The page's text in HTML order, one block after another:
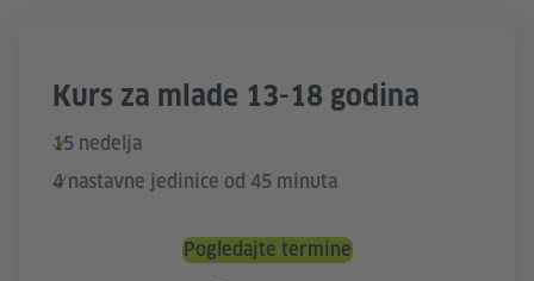
Kurs za mlade 13-18 godina
15 nedelja
4 nastavne jedinice od 45 minuta
Pogledajte termine